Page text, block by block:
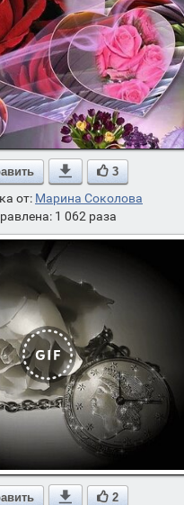
 3
от: Марина Соколова
1 062 раза
 2